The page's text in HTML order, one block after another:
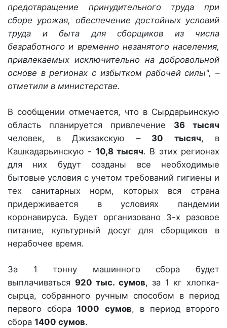
предотвращение принудительного труда при
сборе урожая, обеспечение достойных условий
труда и быта для сборщиков из числа
безработного и временно незанятого населения,
привлекаемых исключительно на добровольной
основе в регионах с избытком рабочей силы", –
отметили в министерстве.
В сообщении отмечается, что в Сырдарьинскую
область планируется привлечение 36 тысяч
человек, в Джизакскую – 30 тысяч, в
Кашкадарьинскую - 10,8 тысяч. В этих регионах
для них будут созданы все необходимые
бытовые условия с учетом требований гигиены и
тех санитарных норм, которых вся страна
придерживается в условиях пандемии
коронавируса. Будет организовано 3-х разовое
питание, культурный досуг для сборщиков в
нерабочее время.
За 1 тонну машинного сбора будет
выплачиваться 920 тыс. сумов, за 1 кг хлопка-
сырца, собранного ручным способом в период
первого сбора1000 сумов, в период второго
сбора 1400 сумов.